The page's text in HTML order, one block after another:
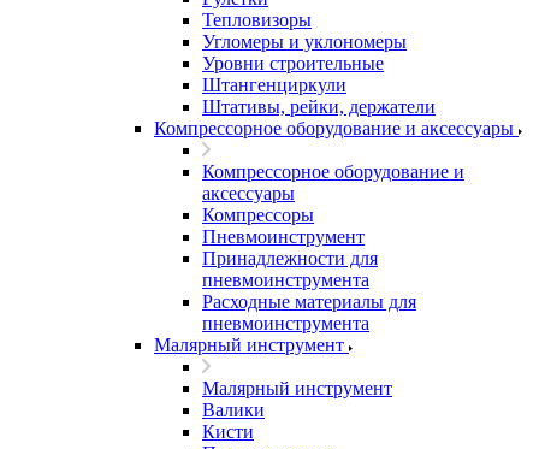
Тепловизоры
Угломеры и уклономеры
Уровни строительные
Штангенциркули
Штативы, рейки, держатели
Компрессорное оборудование и аксессуары
Компрессорное оборудование и
аксессуары
Компрессоры
Пневмоинструмент
Принадлежности для
пневмоинструмента
Расходные материалы для
пневмоинструмента
Малярный инструмент
Малярный инструмент
Валики
Кисти